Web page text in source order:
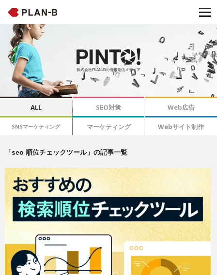
株式会社PLAN-Bの情報発信メディア
ALL SEO対策 Web広告
SNSマーケティング マーケティング Webサイト制作
「seo 順位チェックツール」の記事一覧